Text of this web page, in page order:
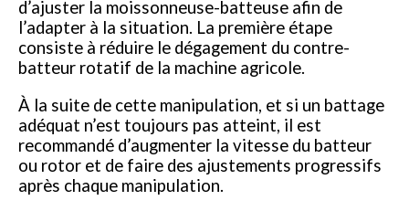
d’ajuster la moissonneuse-batteuse afin de
l’adapter à la situation. La première étape
consiste à réduire le dégagement du contre-
batteur rotatif de la machine agricole.
À la suite de cette manipulation, et si un battage
adéquat n’est toujours pas atteint, il est
recommandé d’augmenter la vitesse du batteur
ou rotor et de faire des ajustements progressifs
après chaque manipulation.